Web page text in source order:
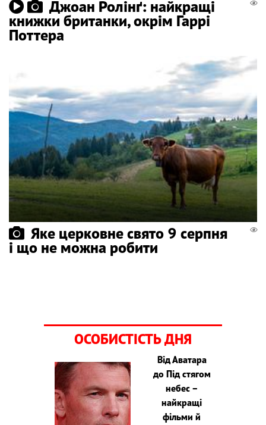
Джоан Ролінґ: найкращі
книжки британки, окрім Гаррі
Поттера
Яке церковне свято 9 серпня
і що не можна робити
ОСОБИСТІСТЬ ДНЯ
Від Аватара
до Під стягом
небес –
найкращі
фільми й